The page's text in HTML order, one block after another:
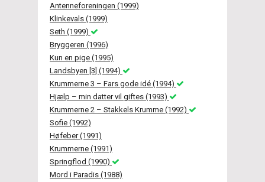
Antenneforeningen (1999)
Klinkevals (1999)
Seth (1999)
Bryggeren (1996)
Kun en pige (1995)
Landsbyen [3] (1994)
Krummerne 3 – Fars gode idé (1994)
Hjælp – min datter vil giftes (1993)
Krummerne 2 – Stakkels Krumme (1992)
Sofie (1992)
Høfeber (1991)
Krummerne (1991)
Springflod (1990)
Mord i Paradis (1988)